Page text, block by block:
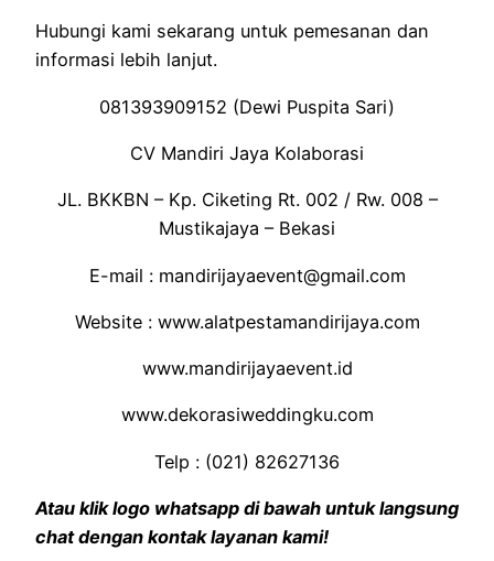
Hubungi kami sekarang untuk pemesanan dan
informasi lebih lanjut.
081393909152 (Dewi Puspita Sari)
CV Mandiri Jaya Kolaborasi
JL. BKKBN – Kp. Ciketing Rt. 002 / Rw. 008 –
Mustikajaya – Bekasi
E-mail : mandirijayaevent@gmail.com
Website : www.alatpestamandirijaya.com
www.mandirijayaevent.id
www.dekorasiweddingku.com
Telp : (021) 82627136
Atau klik logo whatsapp di bawah untuk langsung
chat dengan kontak layanan kami!